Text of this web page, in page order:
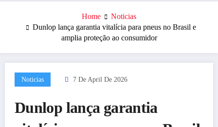
Home
Noticias
Dunlop lança garantia vitalícia para pneus no Brasil e
amplia proteção ao consumidor
Noticias 7 De April De 2026
Dunlop lança garantia